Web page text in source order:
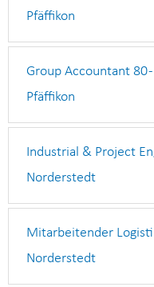
Pfäffikon
Group Accountant 80
Pfäffikon
Industrial & Project
Norderstedt
Mitarbeitender
Norderstedt